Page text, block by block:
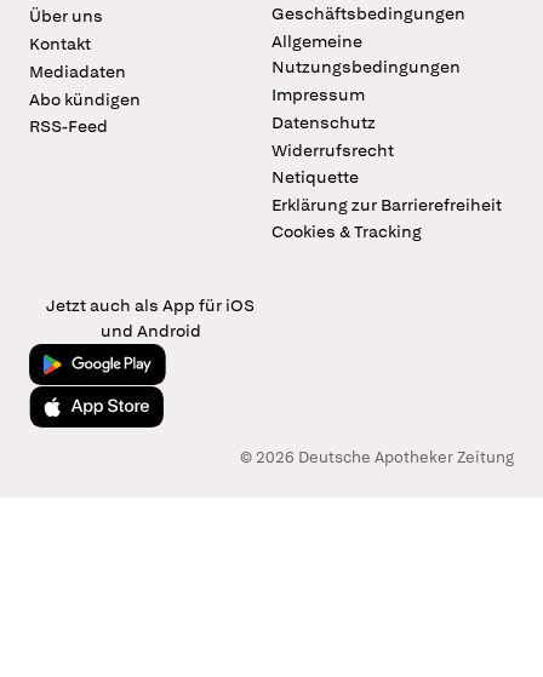
Über uns
Kontakt
Mediadaten
Abo kündigen
RSS-Feed
Geschäftsbedingungen
Allgemeine
Nutzungsbedingungen
Impressum
Datenschutz
Widerrufsrecht
Netiquette
Erklärung zur Barrierefreiheit
Cookies & Tracking
Jetzt auch als App für iOS
und Android
Jetzt bei Google Play
Laden im App Store
© 2026 Deutsche Apotheker Zeitung